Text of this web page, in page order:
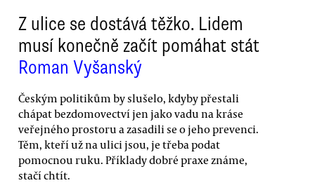
Z ulice se dostává těžko. Lidem
musí konečně začít pomáhat stát
Roman Vyšanský
Českým politikům by slušelo, kdyby přestali
chápat bezdomovectví jen jako vadu na kráse
veřejného prostoru a zasadili se o jeho prevenci.
Těm, kteří už na ulici jsou, je třeba podat
pomocnou ruku. Příklady dobré praxe známe,
stačí chtít.